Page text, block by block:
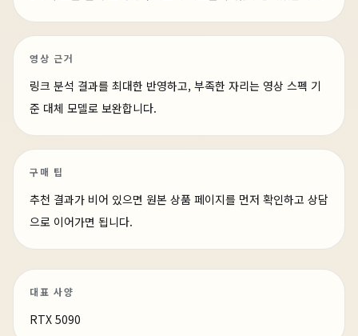
영상 근거
링크 분석 결과를 최대한 반영하고, 부족한 자리는 영상 스펙 기
준 대체 모델로 보완합니다.
구매 팁
추천 결과가 비어 있으면 원본 상품 페이지를 먼저 확인하고 상담
으로 이어가면 됩니다.
대표 사양
RTX 5090